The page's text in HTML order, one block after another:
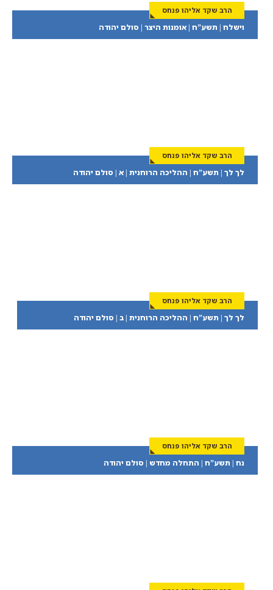
הרב שקד אליהו פנחס
וישלח | תשע”ח | אומנות היצר | סולם יהודה
הרב שקד אליהו פנחס
לך לך | תשע”ח | ההליכה הרוחנית | א | סולם יהודה
הרב שקד אליהו פנחס
לך לך | תשע”ח | ההליכה הרוחנית | ב | סולם יהודה
הרב שקד אליהו פנחס
נח | תשע”ח | התחלה מחדש | סולם יהודה